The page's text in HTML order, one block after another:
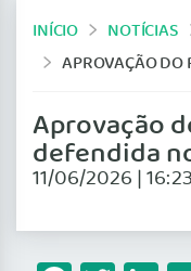
INÍCIO NOTÍCIAS
APROVAÇÃO DO PROFIMED É DEFENDIDA
Aprovação
defendida
11/06/2026 | 16:23